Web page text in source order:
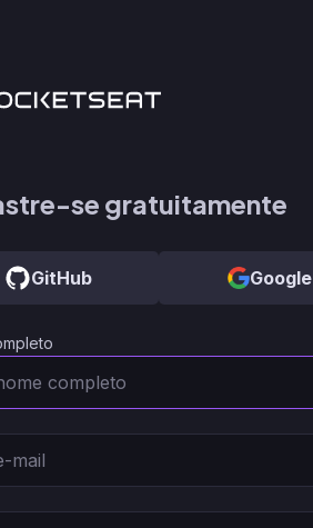
se gratuitamente
GitHub Google